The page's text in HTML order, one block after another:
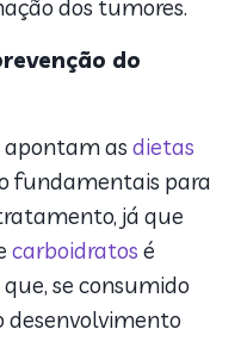
dos tumores.
do
apontam asdietas
fundamentais para
já que
carboidratos é
se consumido
desenvolvimento